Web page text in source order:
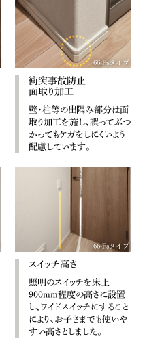
66-Fsタイプ
衝突事故防止
面取り加工
壁・柱等の出隅み部分は面
取り加工を施し、誤ってぶつ
かってもケガをしにくいよう
配慮しています。
66-Fsタイプ
スイッチ高さ
照明のスイッチを床上
900mm程度の高さに設置
し、ワイドスイッチにすること
により、お子さまでも使いや
すい高さとしました。